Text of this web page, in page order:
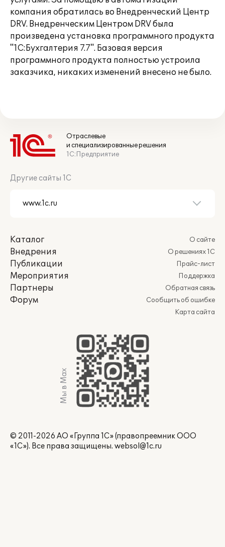
компания обратилась во Внедренческий Центр
DRV. Внедренческим Центром DRV была
произведена установка программного продукта
"1С:Бухгалтерия 7.7". Базовая версия
программного продукта полностью устроила
заказчика, никаких изменений внесено не было.
Отраслевые
и специализированные решения
1С:Предприятие
Другие сайты 1С
Каталог
Внедрения
Публикации
Мероприятия
Партнеры
Форум
О сайте
О решениях 1С
Прайс-лист
Поддержка
Обратная связь
Сообщить об ошибке
Карта сайта
Мы в Max
© 2011-2026 АО «Группа 1С» (правопреемник ООО
«1С»). Все права защищены. websol@1c.ru